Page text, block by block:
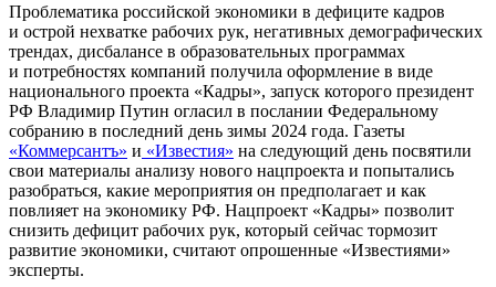
Проблематика российской экономики в дефиците кадров
и острой нехватке рабочих рук, негативных демографических
трендах, дисбалансе в образовательных программах
и потребностях компаний получила оформление в виде
национального проекта «Кадры», запуск которого президент
РФ Владимир Путин огласил в послании Федеральному
собранию в последний день зимы 2024 года. Газеты
«Коммерсантъ» и «Известия» на следующий день посвятили
свои материалы анализу нового нацпроекта и попытались
разобраться, какие мероприятия он предполагает и как
повлияет на экономику РФ. Нацпроект «Кадры» позволит
снизить дефицит рабочих рук, который сейчас тормозит
развитие экономики, считают опрошенные «Известиями»
эксперты.